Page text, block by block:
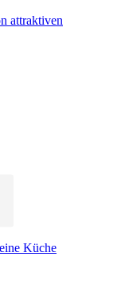
attraktiven
Küche